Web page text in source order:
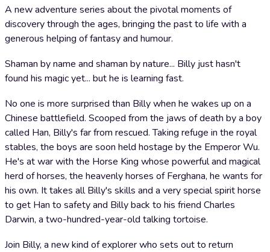
A new adventure series about the pivotal moments of
discovery through the ages, bringing the past to life with a
generous helping of fantasy and humour.
Shaman by name and shaman by nature... Billy just hasn't
found his magic yet... but he is learning fast.
No one is more surprised than Billy when he wakes up on a
Chinese battlefield. Scooped from the jaws of death by a boy
called Han, Billy's far from rescued. Taking refuge in the royal
stables, the boys are soon held hostage by the Emperor Wu.
He's at war with the Horse King whose powerful and magical
herd of horses, the heavenly horses of Ferghana, he wants for
his own. It takes all Billy's skills and a very special spirit horse
to get Han to safety and Billy back to his friend Charles
Darwin, a two-hundred-year-old talking tortoise.
Join Billy, a new kind of explorer who sets out to return